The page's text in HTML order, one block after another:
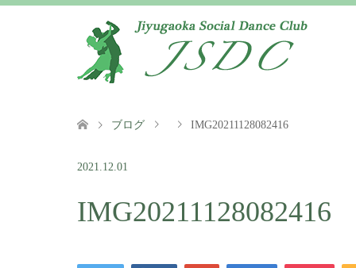
ブログ IMG20211128082416
2021.12.01
IMG20211128082416